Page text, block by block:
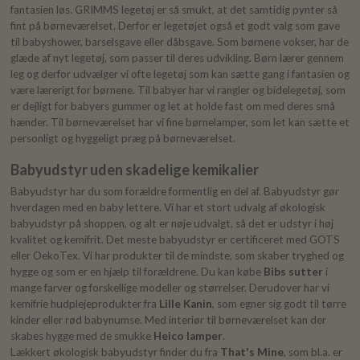
fantasien løs. GRIMMS legetøj er så smukt, at det samtidig pynter så
fint på børneværelset. Derfor er legetøjet også et godt valg som gave
til babyshower, barselsgave eller dåbsgave. Som børnene vokser, har de
glæde af nyt legetøj, som passer til deres udvikling. Børn lærer gennem
leg og derfor udvælger vi ofte legetøj som kan sætte gang i fantasien og
være lærerigt for børnene. Til babyer har vi rangler og bidelegetøj, som
er dejligt for babyers gummer og let at holde fast om med deres små
hænder. Til børneværelset har vi fine børnelamper, som let kan sætte et
personligt og hyggeligt præg på børneværelset.
Babyudstyr uden skadelige kemikalier
Babyudstyr har du som forældre formentlig en del af. Babyudstyr gør
hverdagen med en baby lettere. Vi har et stort udvalg af økologisk
babyudstyr på shoppen, og alt er nøje udvalgt, så det er udstyr i høj
kvalitet og kemifrit. Det meste babyudstyr er certificeret med GOTS
eller OekoTex. Vi har produkter til de mindste, som skaber tryghed og
hygge og som er en hjælp til forældrene. Du kan købe Bibs sutter i
mange farver og forskellige modeller og størrelser. Derudover har vi
kemifrie hudplejeprodukter fra Lille Kanin, som egner sig godt til tørre
kinder eller rød babynumse. Med interiør til børneværelset kan der
skabes hygge med de smukke Heico lamper.
Lækkert økologisk babyudstyr finder du fra That's Mine, som bl.a. er